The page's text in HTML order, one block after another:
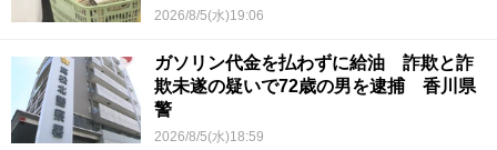
2026/8/5(水)19:06
ガソリン代金を払わずに給油 詐欺と詐
欺未遂の疑いで72歳の男を逮捕 香川県
警
2026/8/5(水)18:59